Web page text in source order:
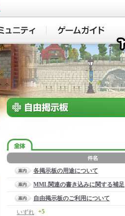
各掲示板の用途について
MML関連の書き込みに関する補足
自由掲示板のご利用について
いずれ +5